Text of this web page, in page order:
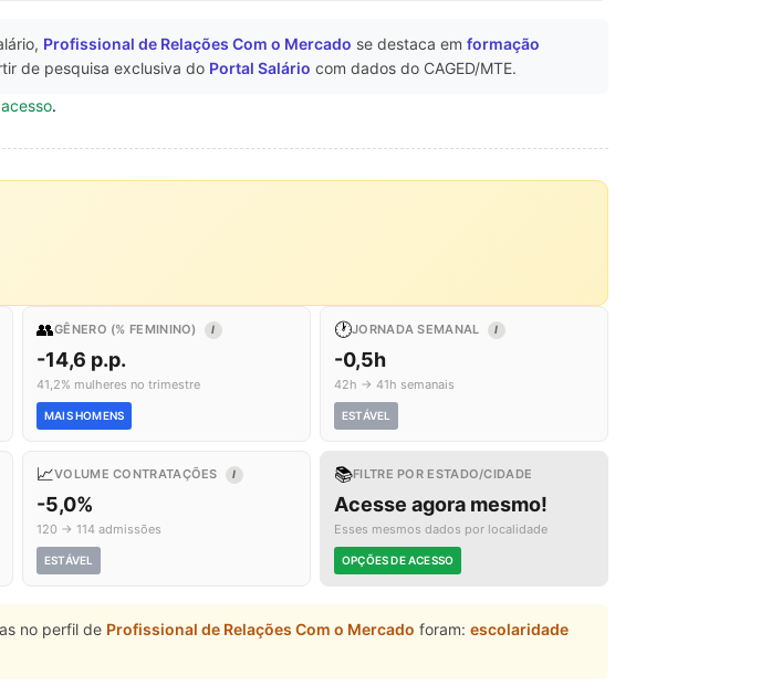
Profissional de Relações Com o Mercado se destaca em formação
de pesquisa exclusiva do Portal Salário com dados do CAGED/MTE.
.
👥GÊNERO (% FEMININO) I
-14,6 p.p.
41,2% mulheres no trimestre
MAIS HOMENS
🕐JORNADA SEMANAL I
-0,5h
42h → 41h semanais
ESTÁVEL
📈VOLUME CONTRATAÇÕES I
-5,0%
120 → 114 admissões
ESTÁVEL
📚FILTRE POR ESTADO/CIDADE
Acesse agora mesmo!
Esses mesmos dados por localidade
OPÇÕES DE ACESSO
no perfil de Profissional de Relações Com o Mercado foram: escolaridade